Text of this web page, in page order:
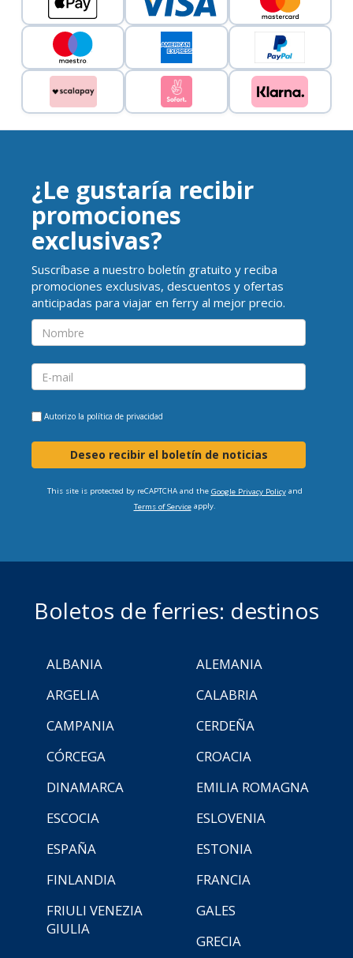
¿Le gustaría recibir
promociones
exclusivas?
Suscríbase a nuestro boletín gratuito y reciba
promociones exclusivas, descuentos y ofertas
anticipadas para viajar en ferry al mejor precio.
Autorizo la política de privacidad
Deseo recibir el boletín de noticias
This site is protected by reCAPTCHA and the Google Privacy Policyand
Terms of Serviceapply.
Boletos de ferries: destinos
ALBANIA
ALEMANIA
ARGELIA
CALABRIA
CAMPANIA
CERDEÑA
CÓRCEGA
CROACIA
DINAMARCA
EMILIA ROMAGNA
ESCOCIA
ESLOVENIA
ESPAÑA
ESTONIA
FINLANDIA
FRANCIA
FRIULI VENEZIA
GIULIA
GALES
GRECIA